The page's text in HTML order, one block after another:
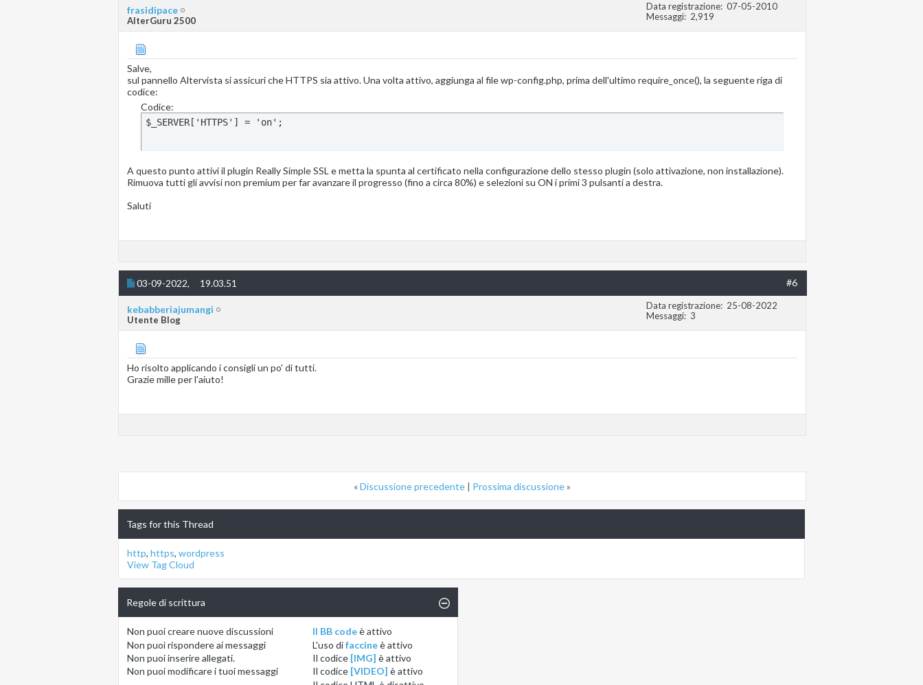
frasidipace
AlterGuru 2500
Data registrazione 07-05-2010
Messaggi
2,919
Salve,
sul pannello Altervista si assicuri che HTTPS sia attivo. Una volta attivo, aggiunga al file wp-config.php, prima dell'ultimo require_once(), la seguente riga di
codice:
Codice:
$_SERVER['HTTPS'] = 'on';
A questo punto attivi il plugin Really Simple SSL e metta la spunta al certificato nella configurazione dello stesso plugin (solo attivazione, non installazione).
Rimuova tutti gli avvisi non premium per far avanzare il progresso (fino a circa 80%) e selezioni su ON i primi 3 pulsanti a destra.
Saluti
03-09-2022, 19.03.51 #6
kebabberiajumangi
Utente Blog
Data registrazione
25-08-2022
Messaggi 3
Ho risolto applicando i consigli un po' di tutti.
Grazie mille per l'aiuto!
«Discussione precedente | Prossima discussione»
Tags for this Thread
http, https, wordpress
View Tag Cloud
Regole di scrittura
Non puoicreare nuove discussioni
Non puoirispondere ai messaggi
Non puoiinserire allegati.
Non puoimodificare i tuoi messaggi
Il BB codeèattivo
L'uso difaccineèattivo
Il codice [IMG] èattivo
Il codice [VIDEO] èattivo